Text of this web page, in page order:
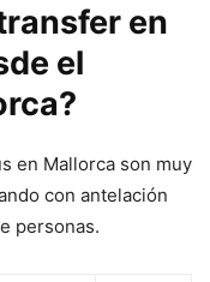
en
el
en Mallorca son muy
con antelación
personas.